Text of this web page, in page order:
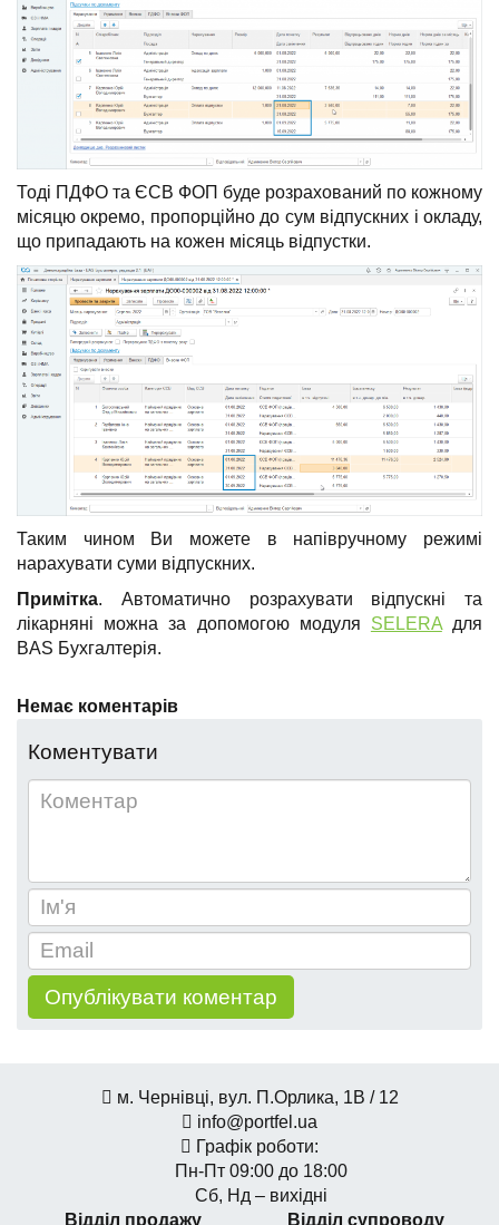
Тоді ПДФО та ЄСВ ФОП буде розрахований по кожному
місяцю окремо, пропорційно до сум відпускних і окладу,
що припадають на кожен місяць відпустки.
Таким чином Ви можете в напівручному режимі
нарахувати суми відпускних.
Примітка. Автоматично розрахувати відпускні та
лікарняні можна за допомогою модуля SELERAдля
BAS Бухгалтерія.
Немає коментарів
Коментувати
м. Чернівці, вул. П.Орлика, 1В / 12
info@portfel.ua
Графік роботи:
Пн-Пт 09:00 до 18:00
Сб, Нд – вихідні
Відділ продажу
Відділ супроводу